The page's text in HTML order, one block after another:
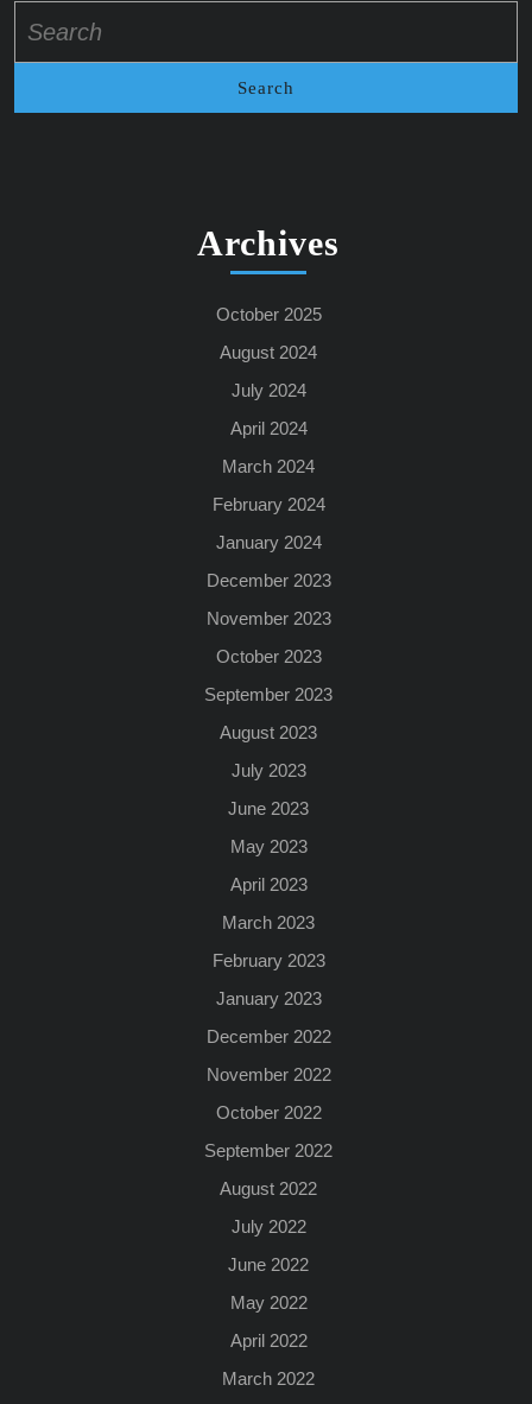
for:
Archives
October 2025
August 2024
July 2024
April 2024
March 2024
February 2024
January 2024
December 2023
November 2023
October 2023
September 2023
August 2023
July 2023
June 2023
May 2023
April 2023
March 2023
February 2023
January 2023
December 2022
November 2022
October 2022
September 2022
August 2022
July 2022
June 2022
May 2022
April 2022
March 2022